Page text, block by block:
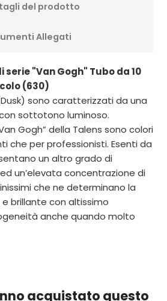
del prodotto
Allegati
"Van Gogh" Tubo da 10
(630)
sono caratterizzati da una
sottotono luminoso.
Gogh” della Talens sono colori
che per professionisti. Esenti da
un altro grado di
un’elevata concentrazione di
che ne determinano la
brillante con altissimo
anche quando molto
acquistato questo